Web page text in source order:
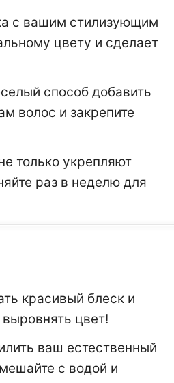
с вашим стилизующим
цвету и сделает
способ добавить
волос и закрепите
только укрепляют
раз в неделю для
красивый блеск и
цвет!
ваш естественный
с водой и